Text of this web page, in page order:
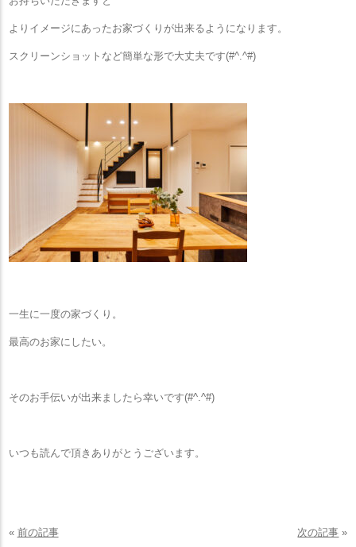
よりイメージにあったお家づくりが出来るようになります。
スクリーンショットなど簡単な形で大丈夫です(#^.^#)
一生に一度の家づくり。
最高のお家にしたい。
そのお手伝いが出来ましたら幸いです(#^.^#)
いつも読んで頂きありがとうございます。
« 前の記事 次の記事 »